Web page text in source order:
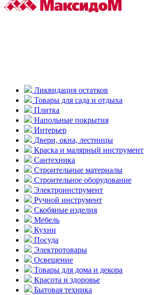
Ликвидация остатков
Товары для сада и отдыха
Плитка
Напольные покрытия
Интерьер
Двери, окна, лестницы
Краска и малярный инструмент
Сантехника
Строительные материалы
Строительное оборудование
Электроинструмент
Ручной инструмент
Скобяные изделия
Мебель
Кухни
Посуда
Электротовары
Освещение
Товары для дома и декора
Красота и здоровье
Бытовая техника